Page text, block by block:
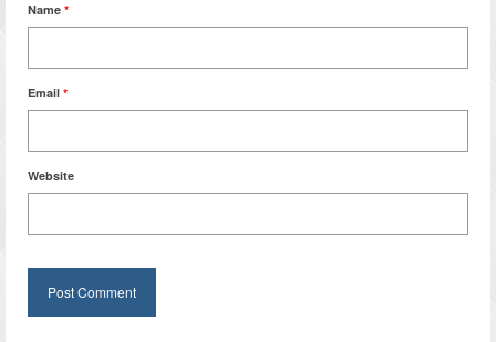
Name *
Email *
Website